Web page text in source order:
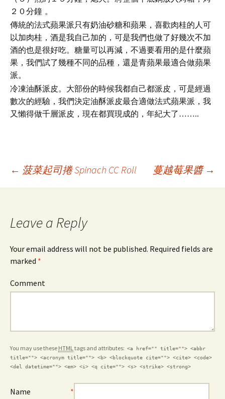
２０分鐘 。
傳統的法式蘋果派只有奶油砂糖和蘋果， 喜歡肉桂的人可
以加肉桂， 酒是我自己加的，可是我們也做了好幾次不加
酒的也是很好吃。糖量可以再減，不過要看用的是什麼蘋
果，我們試了幾種不同的品種，還是青蘋果最適合做蘋果
派。
冷凍油酥派皮。大部份的時候我都自己都派皮，可是經過
數次的經驗，我們決定油酥派皮最合適做法式蘋果派，我
又懶得做千層派皮，現在都買現成的，年紀大了……..
Post
← 菠菜起司捲 Spinach CC Roll 蔓越莓果醬 →
Leave a Reply
Your email address will not be published. Required fields are
marked *
Comment
You may use these HTMLtags and attributes: <a href="" title=""> <abbr
title=""> <acronym title=""> <b> <blockquote cite=""> <cite> <code>
<del datetime=""> <em> <i> <q cite=""> <s> <strike> <strong>
Name *